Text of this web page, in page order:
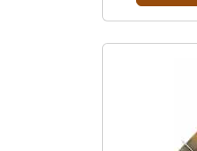
Augusto
Bianchet